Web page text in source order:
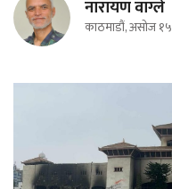
नारायण वाग्ले
काठमाडौं, असोज १५